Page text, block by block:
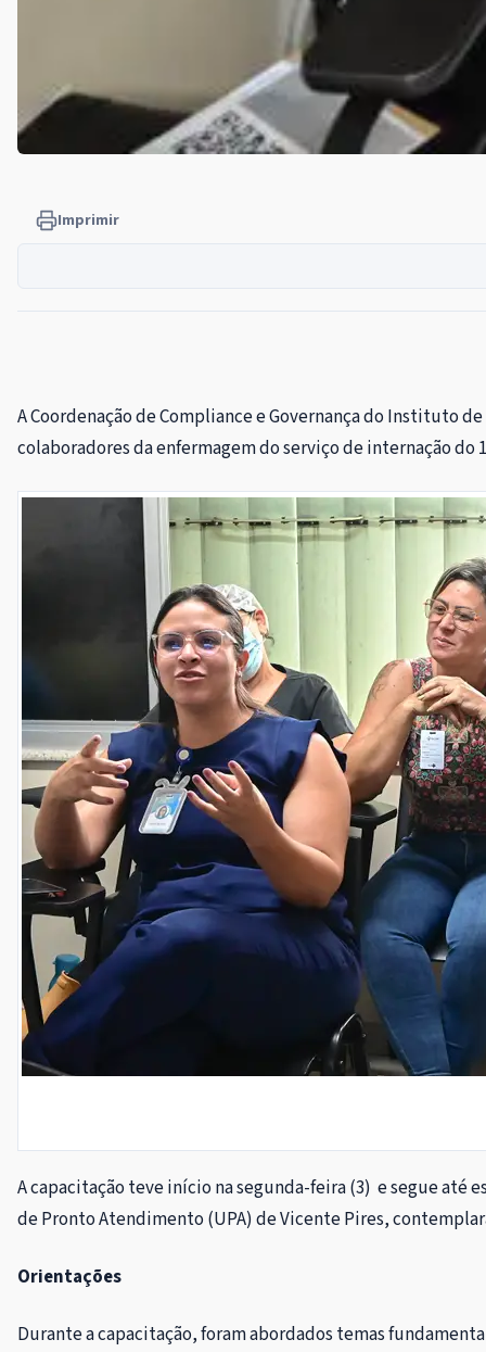
Imprimir
A Coordenação de Compliance e Governança do Instituto
colaboradores da enfermagem do serviço de internação do
A capacitação teve início na segunda-feira (3) e segue até
de Pronto Atendimento (UPA) de Vicente Pires,
Orientações
Durante a capacitação, foram abordados temas